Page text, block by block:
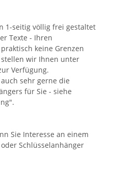
1-seitig völlig frei gestaltet
Texte - Ihren
keine Grenzen
stellen wir Ihnen unter
Verfügung.
sehr gerne die
für Sie - siehe
Sie Interesse an einem
Schlüsselanhänger